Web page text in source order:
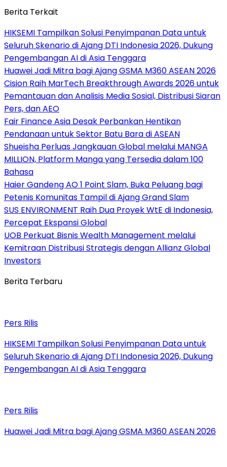
Berita Terkait
HIKSEMI Tampilkan Solusi Penyimpanan Data untuk
Seluruh Skenario di Ajang DTI Indonesia 2026, Dukung
Pengembangan AI di Asia Tenggara
Huawei Jadi Mitra bagi Ajang GSMA M360 ASEAN 2026
Cision Raih MarTech Breakthrough Awards 2026 untuk
Pemantauan dan Analisis Media Sosial, Distribusi Siaran
Pers, dan AEO
Fair Finance Asia Desak Perbankan Hentikan
Pendanaan untuk Sektor Batu Bara di ASEAN
Shueisha Perluas Jangkauan Global melalui MANGA
MILLION, Platform Manga yang Tersedia dalam 100
Bahasa
Haier Gandeng AO 1 Point Slam, Buka Peluang bagi
Petenis Komunitas Tampil di Ajang Grand Slam
SUS ENVIRONMENT Raih Dua Proyek WtE di Indonesia,
Percepat Ekspansi Global
UOB Perkuat Bisnis Wealth Management melalui
Kemitraan Distribusi Strategis dengan Allianz Global
Investors
Berita Terbaru
Pers Rilis
HIKSEMI Tampilkan Solusi Penyimpanan Data untuk
Seluruh Skenario di Ajang DTI Indonesia 2026, Dukung
Pengembangan AI di Asia Tenggara
Pers Rilis
Huawei Jadi Mitra bagi Ajang GSMA M360 ASEAN 2026